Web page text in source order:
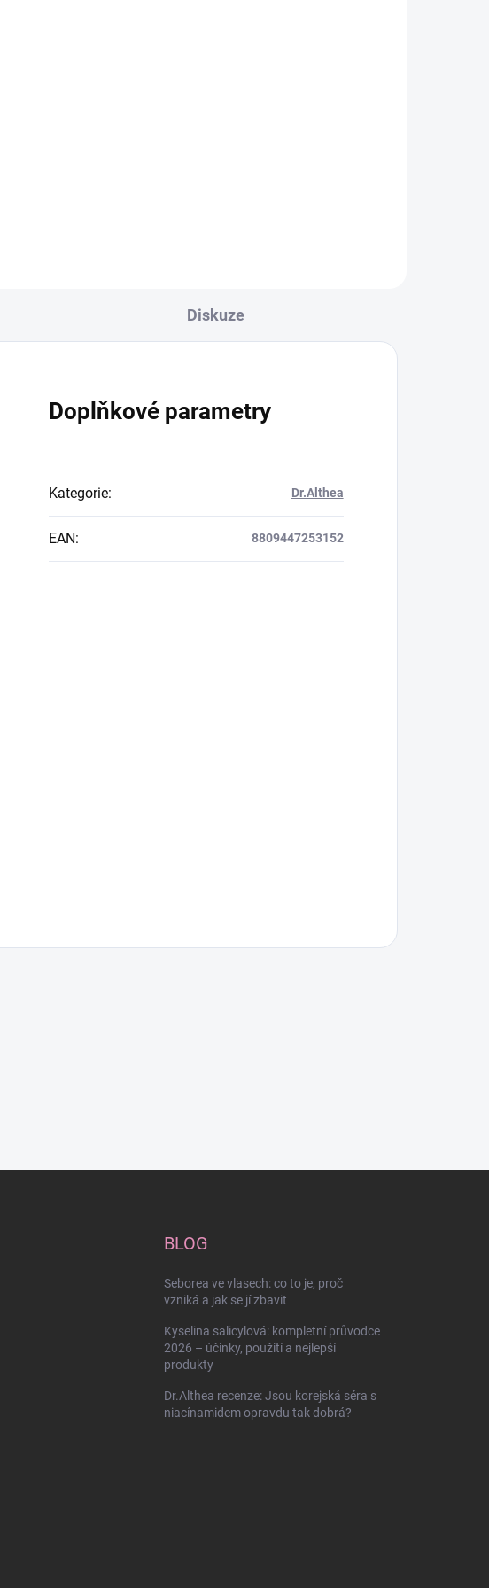
Diskuze
Doplňkové parametry
Kategorie: Dr.Althea
EAN: 8809447253152
BLOG
Seborea ve vlasech: co to je, proč
vzniká a jak se jí zbavit
Kyselina salicylová: kompletní průvodce
2026 – účinky, použití a nejlepší
produkty
Dr.Althea recenze: Jsou korejská séra s
niacínamidem opravdu tak dobrá?